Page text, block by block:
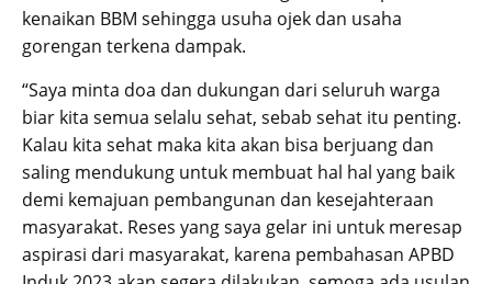
kenaikan BBM sehingga usuha ojek dan usaha
gorengan terkena dampak.
“Saya minta doa dan dukungan dari seluruh warga
biar kita semua selalu sehat, sebab sehat itu penting.
Kalau kita sehat maka kita akan bisa berjuang dan
saling mendukung untuk membuat hal hal yang baik
demi kemajuan pembangunan dan kesejahteraan
masyarakat. Reses yang saya gelar ini untuk meresap
aspirasi dari masyarakat, karena pembahasan APBD